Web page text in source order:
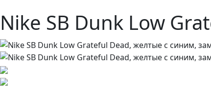
Nike SB Dunk Low